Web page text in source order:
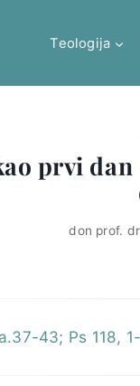
Teologija
prvi
don prof.
43; Ps 118,